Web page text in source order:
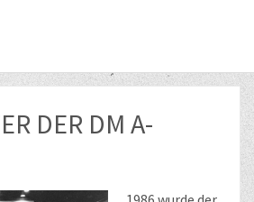
DER DM A-